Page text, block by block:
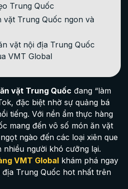
Trung Quốc
vặt Trung Quốc ngon và
vặt nội địa Trung Quốc
VMT Global
vặt Trung Quốc đang “làm
đặc biệt nhờ sự quảng bá
tiếng. Với nền ẩm thực hàng
mang đến vô số món ăn vặt
ngào đến các loại xiên que
nhiều người khó cưỡng lại.
VMT Global khám phá ngay
Trung Quốc hot nhất trên